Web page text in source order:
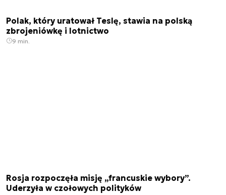
Polak, który uratował Teslę, stawia na polską
zbrojeniówkę i lotnictwo
9 min.
Rosja rozpoczęła misję „francuskie wybory”.
Uderzyła w czołowych polityków